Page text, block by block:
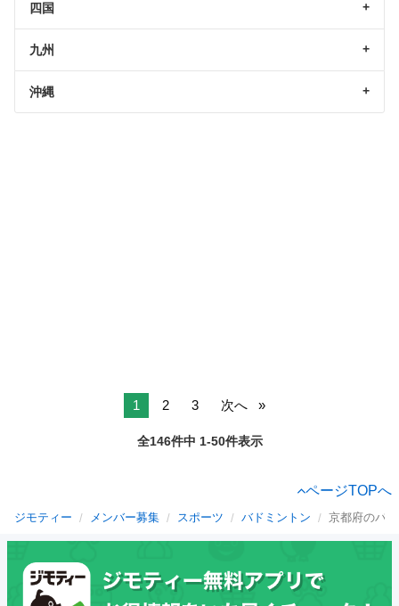
四国
九州
沖縄
1 2 3 次へ
全146件中 1-50件表示
ページTOPへ
ジモティー メンバー募集 スポーツ バドミントン 京都府のバ